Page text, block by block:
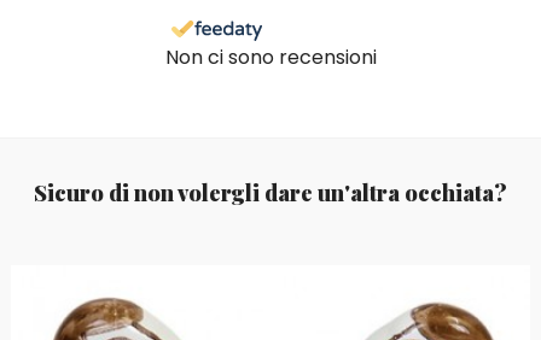
Non ci sono recensioni
Sicuro di non volergli dare un'altra occhiata?